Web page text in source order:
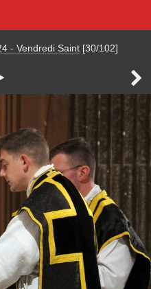
- Vendredi Saint [30/102]
